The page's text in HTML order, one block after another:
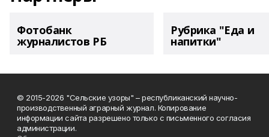
Фотобанк
журналистов РБ
Рубрика "Еда и
напитки"
© 2015-2026 "Сельские узоры" – республиканский научно-
производственный аграрный журнал. Копирование
информации сайта разрешено только с письменного согласия
администрации.